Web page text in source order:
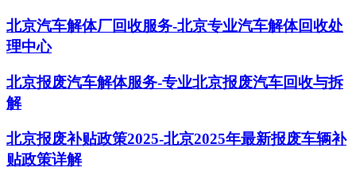
北京汽车解体厂回收服务-北京专业汽车解体回收处
理中心
北京报废汽车解体服务-专业北京报废汽车回收与拆
解
北京报废补贴政策2025-北京2025年最新报废车辆补
贴政策详解